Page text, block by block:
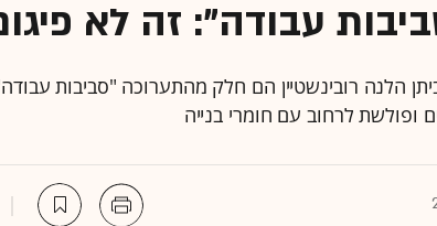
עבודה": זה לא
הלנה רובינשטיין הם חלק מהתערוכה "סביבות
ופולשת לרחוב עם חומרי בנייה